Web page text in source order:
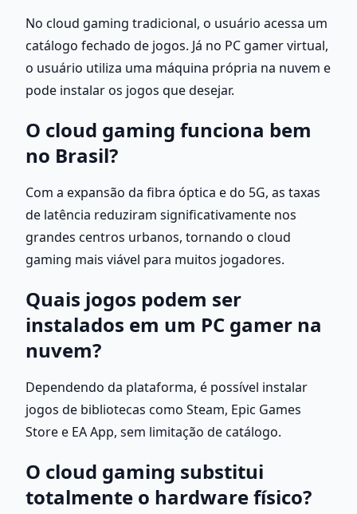
No cloud gaming tradicional, o usuário acessa um
catálogo fechado de jogos. Já no PC gamer virtual,
o usuário utiliza uma máquina própria na nuvem e
pode instalar os jogos que desejar.
O cloud gaming funciona bem
no Brasil?
Com a expansão da fibra óptica e do 5G, as taxas
de latência reduziram significativamente nos
grandes centros urbanos, tornando o cloud
gaming mais viável para muitos jogadores.
Quais jogos podem ser
instalados em um PC gamer na
nuvem?
Dependendo da plataforma, é possível instalar
jogos de bibliotecas como Steam, Epic Games
Store e EA App, sem limitação de catálogo.
O cloud gaming substitui
totalmente o hardware físico?